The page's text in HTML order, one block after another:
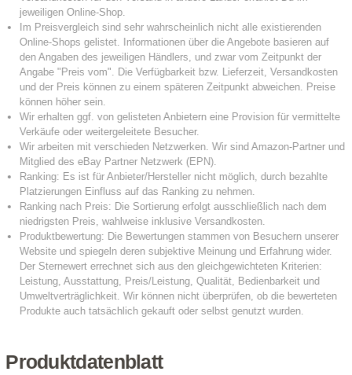
Produktdatenblatt